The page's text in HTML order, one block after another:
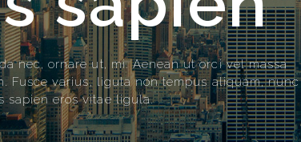
nec, ornare ut, mi. Aenean ut orci vel massa
Fusce varius, ligula non tempus aliquam, nunc
sapien eros vitae ligula.